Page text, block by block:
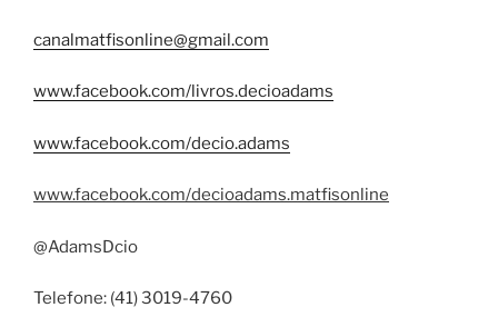
canalmatfisonline@gmail.com
www.facebook.com/livros.decioadams
www.facebook.com/decio.adams
www.facebook.com/decioadams.matfisonline
@AdamsDcio
Telefone: (41) 3019-4760